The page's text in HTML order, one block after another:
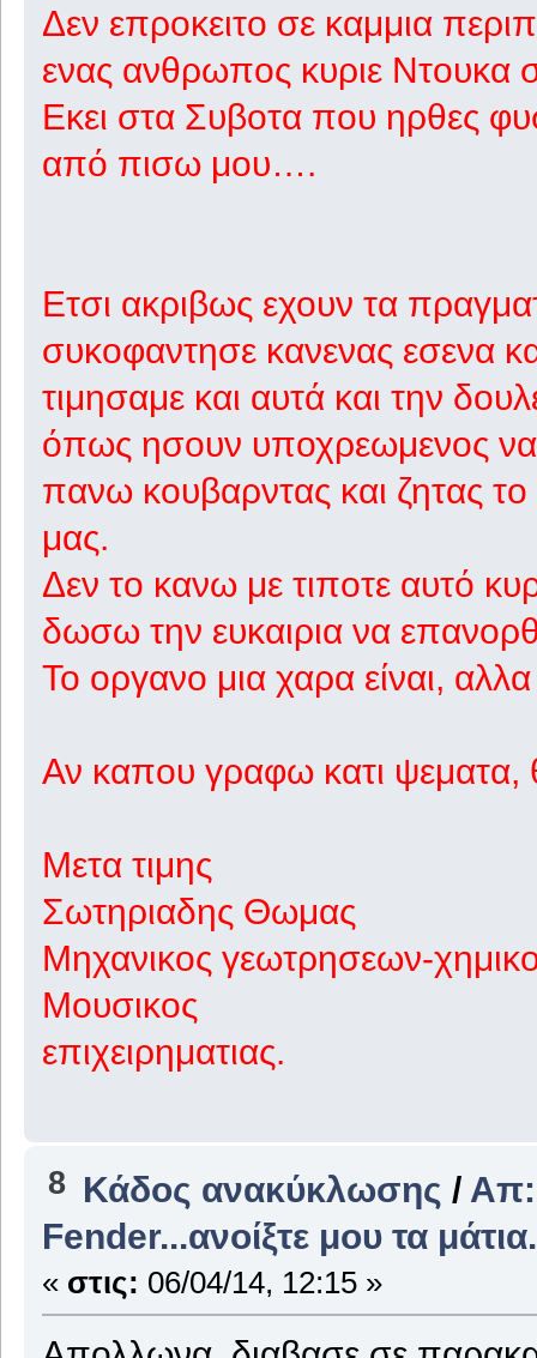
Δεν επροκειτο σε καμμια
ενας ανθρωπος κυριε Ντουκα
Εκει στα Συβοτα που ηρθες
από πισω μου….
Ετσι ακριβως εχουν τα
συκοφαντησε κανενας εσενα
τιμησαμε και αυτά και την
όπως ησουν υποχρεωμενος να
πανω κουβαρντας και ζητας
μας.
Δεν το κανω με τιποτε αυτό
δωσω την ευκαιρια να
Το οργανο μια χαρα είναι,
Αν καπου γραφω κατι ψεματα,
Μετα τιμης
Σωτηριαδης Θωμας
Μηχανικος γεωτρησεων-
Μουσικος
επιχειρηματιας.
8 Κάδος ανακύκλωσης / Απ:
Fender...ανοίξτε μου τα
« στις: 06/04/14, 12:15 »